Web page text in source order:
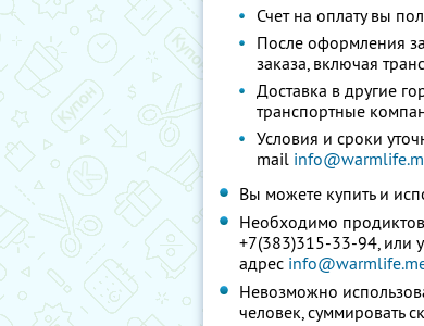
Счет на оплату вы
После оформления
заказа, включая
Доставка в другие
транспортные
Условия и сроки
mail
Вы можете купить и
Необходимо
+7(383)315-33-94, или
адрес
Невозможно
человек, суммировать